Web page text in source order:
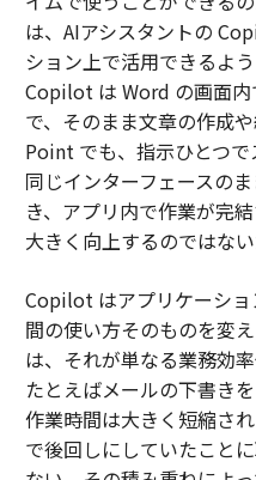
は、AIアシスタントの
ション上で活用できるよう
Copilot は Word の画面内
で、そのまま文章の作成
Point でも、指示ひとつで
同じインターフェースの
き、アプリ内で作業が完
大きく向上するのではない
Copilot はアプリケーシ
間の使い方そのものを変
は、それが単なる業務効
たとえばメールの下書き
作業時間は大きく短縮さ
で後回しにしていたこと